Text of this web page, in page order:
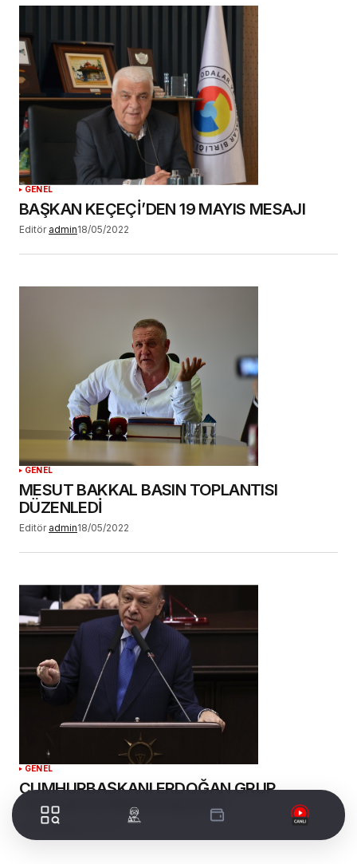
GENEL
BAŞKAN KEÇEÇİ’DEN 19 MAYIS MESAJI
Editör admin18/05/2022
GENEL
MESUT BAKKAL BASIN TOPLANTISI
DÜZENLEDİ
Editör admin18/05/2022
GENEL
CUMHURBAŞKANI ERDOĞAN GRUP
TOPLANTISI’NDA KONUŞTU!
Editör admin 18/05/2022